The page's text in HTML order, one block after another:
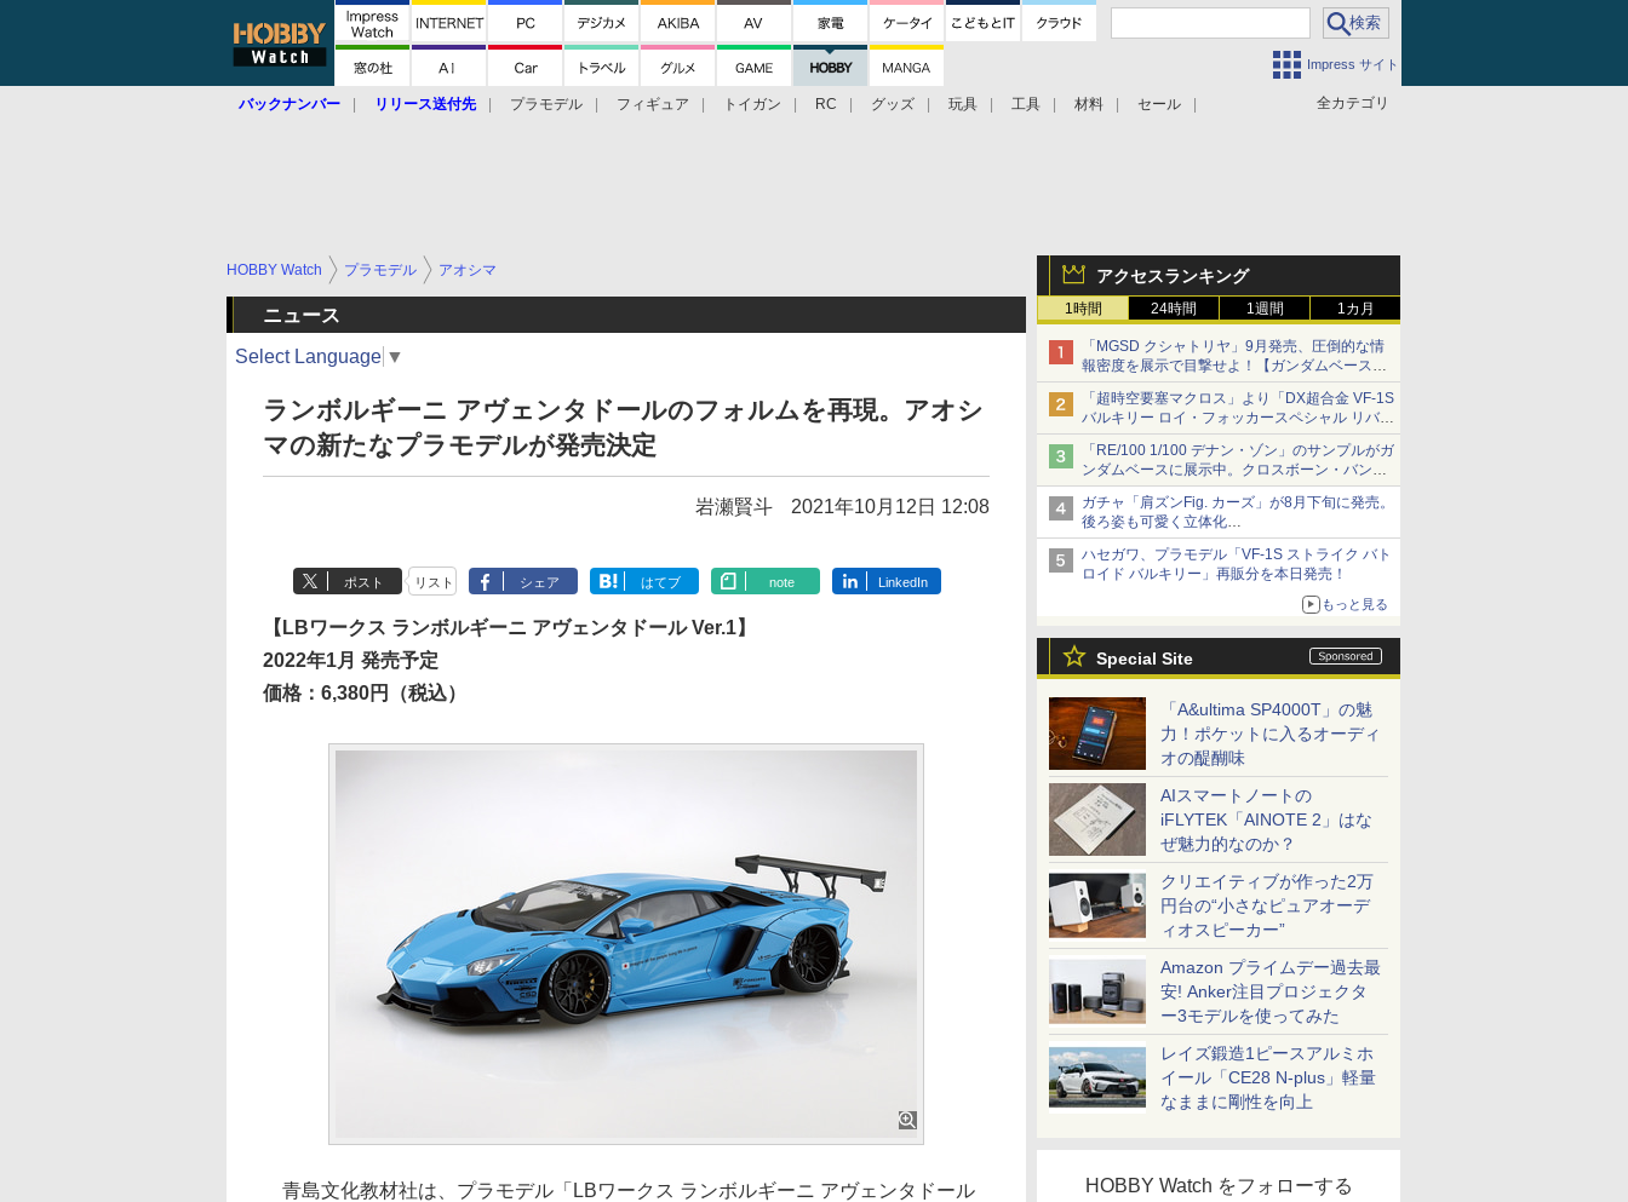
Impress サイト
全カテゴリ
バックナンバー リリース送付先 プラモデル フィギュア トイガン RC グッズ 玩具 工具 材料 セール
アクセスランキング
1時間 24時間 1週間 1カ月
「MGSD クシャトリヤ」9月発売、圧倒的な情
報密度を展示で目撃せよ！【ガンダムベース撮
り下ろし】
「超時空要塞マクロス」より「DX超合金 VF-1S
バルキリー ロイ・フォッカースペシャル リバイ
バルVer.」本日発売！
「RE/100 1/100 デナン・ゾン」のサンプルがガ
ンダムベースに展示中。クロスボーン・バンガ
ードの制式量産機が間もなく発送【ガンダムベ
ース撮り下ろし】
ガチャ「肩ズンFig. カーズ」が8月下旬に発売。
後ろ姿も可愛く立体化
ライトニング・マックィーンやメーターなど4
種がラインナップ
ハセガワ、プラモデル「VF-1S ストライク バト
ロイド バルキリー」再販分を本日発売！
もっと見る
Special Site
「A&ultima SP4000T」の魅
力！ポケットに入るオーディ
オの醍醐味
AIスマートノートの
iFLYTEK「AINOTE 2」はな
ぜ魅力的なのか？
クリエイティブが作った2万
円台の“小さなピュアオーデ
ィオスピーカー”
Amazon プライムデー過去最
安! Anker注目プロジェクタ
ー3モデルを使ってみた
レイズ鍛造1ピースアルミホ
イール「CE28 N-plus」軽量
なままに剛性を向上
HOBBY Watch をフォローする
HOBBY Watch プラモデル アオシマ
ニュース
Select Language ▼
ランボルギーニ アヴェンタドールのフォルムを再現。アオシ
マの新たなプラモデルが発売決定
岩瀬賢斗 2021年10月12日 12:08
ポスト リスト シェア はてブ note LinkedIn
【LBワークス ランボルギーニ アヴェンタドール Ver.1】
2022年1月 発売予定
価格：6,380円（税込）
青島文化教材社は、プラモデル「LBワークス ランボルギーニ アヴェンタドール